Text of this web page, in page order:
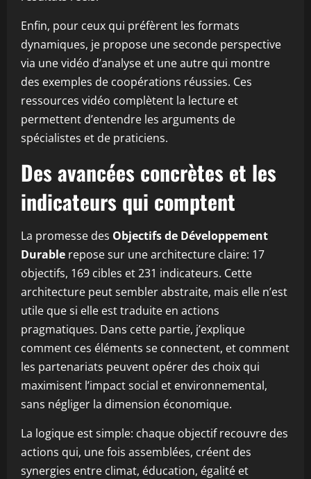
Enfin, pour ceux qui préfèrent les formats
dynamiques, je propose une seconde perspective
via une vidéo d’analyse et une autre qui montre
des exemples de coopérations réussies. Ces
ressources vidéo complètent la lecture et
permettent d’entendre les arguments de
spécialistes et de praticiens.
Des avancées concrètes et les
indicateurs qui comptent
La promesse des Objectifs de Développement
Durable repose sur une architecture claire: 17
objectifs, 169 cibles et 231 indicateurs. Cette
architecture peut sembler abstraite, mais elle n’est
utile que si elle est traduite en actions
pragmatiques. Dans cette partie, j’explique
comment ces éléments se connectent, et comment
les partenariats peuvent opérer des choix qui
maximisent l’impact social et environnemental,
sans négliger la dimension économique.
La logique est simple: chaque objectif recouvre des
actions qui, une fois assemblées, créent des
synergies entre climat, éducation, égalité et